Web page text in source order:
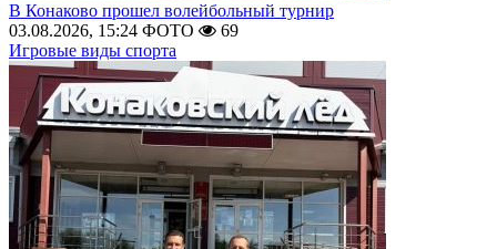
В Конаково прошел волейбольный турнир
03.08.2026, 15:24 ФОТО
69
Игровые виды спорта